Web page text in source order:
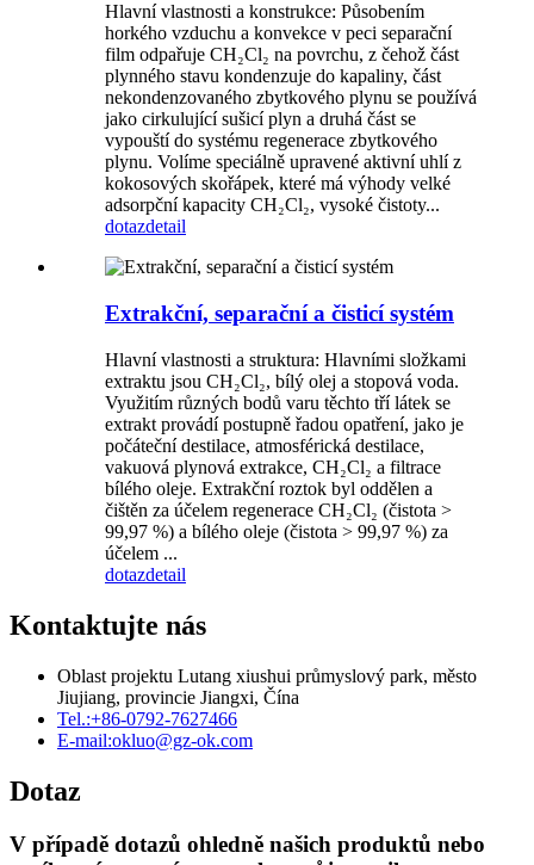
Hlavní vlastnosti a konstrukce: Působením
horkého vzduchu a konvekce v peci separační
film odpařuje CH₂Cl₂ na povrchu, z čehož část
plynného stavu kondenzuje do kapaliny, část
nekondenzovaného zbytkového plynu se používá
jako cirkulující sušicí plyn a druhá část se
vypouští do systému regenerace zbytkového
plynu. Volíme speciálně upravené aktivní uhlí z
kokosových skořápek, které má výhody velké
adsorpční kapacity CH₂Cl₂, vysoké čistoty...
dotazdetail
Extrakční, separační a čisticí systém
Hlavní vlastnosti a struktura: Hlavními složkami
extraktu jsou CH₂Cl₂, bílý olej a stopová voda.
Využitím různých bodů varu těchto tří látek se
extrakt provádí postupně řadou opatření, jako je
počáteční destilace, atmosférická destilace,
vakuová plynová extrakce, CH₂Cl₂ a filtrace
bílého oleje. Extrakční roztok byl oddělen a
čištěn za účelem regenerace CH₂Cl₂ (čistota >
99,97 %) a bílého oleje (čistota > 99,97 %) za
účelem ...
dotazdetail
Kontaktujte nás
Oblast projektu Lutang xiushui průmyslový park, město
Jiujiang, provincie Jiangxi, Čína
Tel.:+86-0792-7627466
E-mail:okluo@gz-ok.com
Dotaz
V případě dotazů ohledně našich produktů nebo